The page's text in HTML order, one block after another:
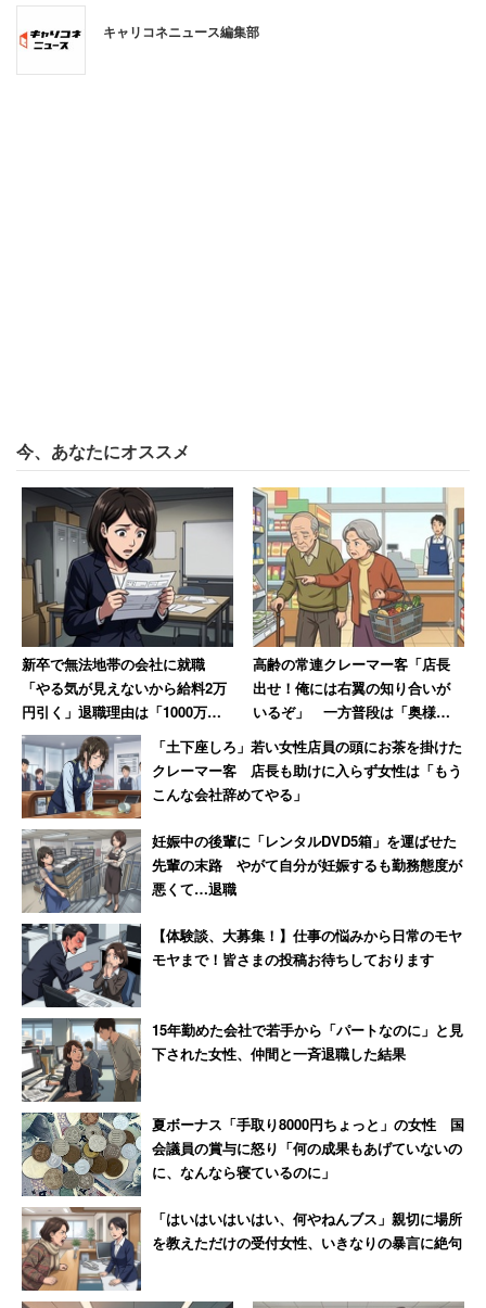
と指摘。千葉商科大学国際教養学部専任講師の常見陽平さ
んも11日、自身のブログで
「いかにも苦労して成り上がった感動ストーリーの
ようで、具体的なエピソードに乏しく、政治家のHP
によくある、これまでの歩みをイラストで描いたレ
ベルであり、壊滅的に面白くない」
と酷評している。
漫画では自民党の森喜朗氏の名前を「善朗」と誤植してい
る。ネットでは「自分のボスの名前を間違える点でもうダ
メ」という声も出ていた。
辞任した桜田大臣のサイトに、半生が漫画として掲
載されているのだけど……これを実現したいから政
治家になったという動機が描かれず、「成功してい
るひとたち」と付き合うにふさわしい人間になるた
め「もっと上のステージに行こう」とだけ描かれて
るの、納得感しかない。
pic.twitter.com/GJjFGv1Q8K
&mdash; 荻上チキ (@torakare)
キャリコネニュース編集部
今、あなたにオススメ
新卒で無法地帯の会社に就職
「やる気が見えないから給料2万
円引く」退職理由は「1000万円
売り上げてボーナス6万円」だっ
た女性【後編】
高齢の常連クレーマー客「店長
出せ！俺には右翼の知り合いが
いるぞ」 一方普段は「奥様と
一緒だと大人しく買い物」
「土下座しろ」若い女性店員の頭にお茶を掛けた
クレーマー客 店長も助けに入らず女性は「もう
こんな会社辞めてやる」
妊娠中の後輩に「レンタルDVD5箱」を運ばせた
先輩の末路 やがて自分が妊娠するも勤務態度が
悪くて…退職
【体験談、大募集！】仕事の悩みから日常のモヤ
モヤまで！皆さまの投稿お待ちしております
15年勤めた会社で若手から「パートなのに」と見
下された女性、仲間と一斉退職した結果
夏ボーナス「手取り8000円ちょっと」の女性 国
会議員の賞与に怒り「何の成果もあげていないの
に、なんなら寝ているのに」
「はいはいはいはい、何やねんブス」親切に場所
を教えただけの受付女性、いきなりの暴言に絶句